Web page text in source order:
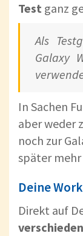
Test ganz
Als
Galaxy
In Sachen
aber weder
noch zur
später
Deine
Direkt auf